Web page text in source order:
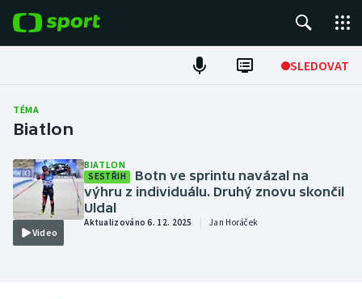
SLEDOVAT
Fotbal
Tenis
Atletika
TÉMA
Biatlon
Video
BIATLON
SESTŘIH
Botn ve sprintu navázal na
výhru z individuálu. Druhý znovu skončil
Uldal
Aktualizováno 6. 12. 2025 Jan Horáček